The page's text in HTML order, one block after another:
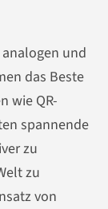
und
das Beste
wie QR-
spannende
zu
zu
von